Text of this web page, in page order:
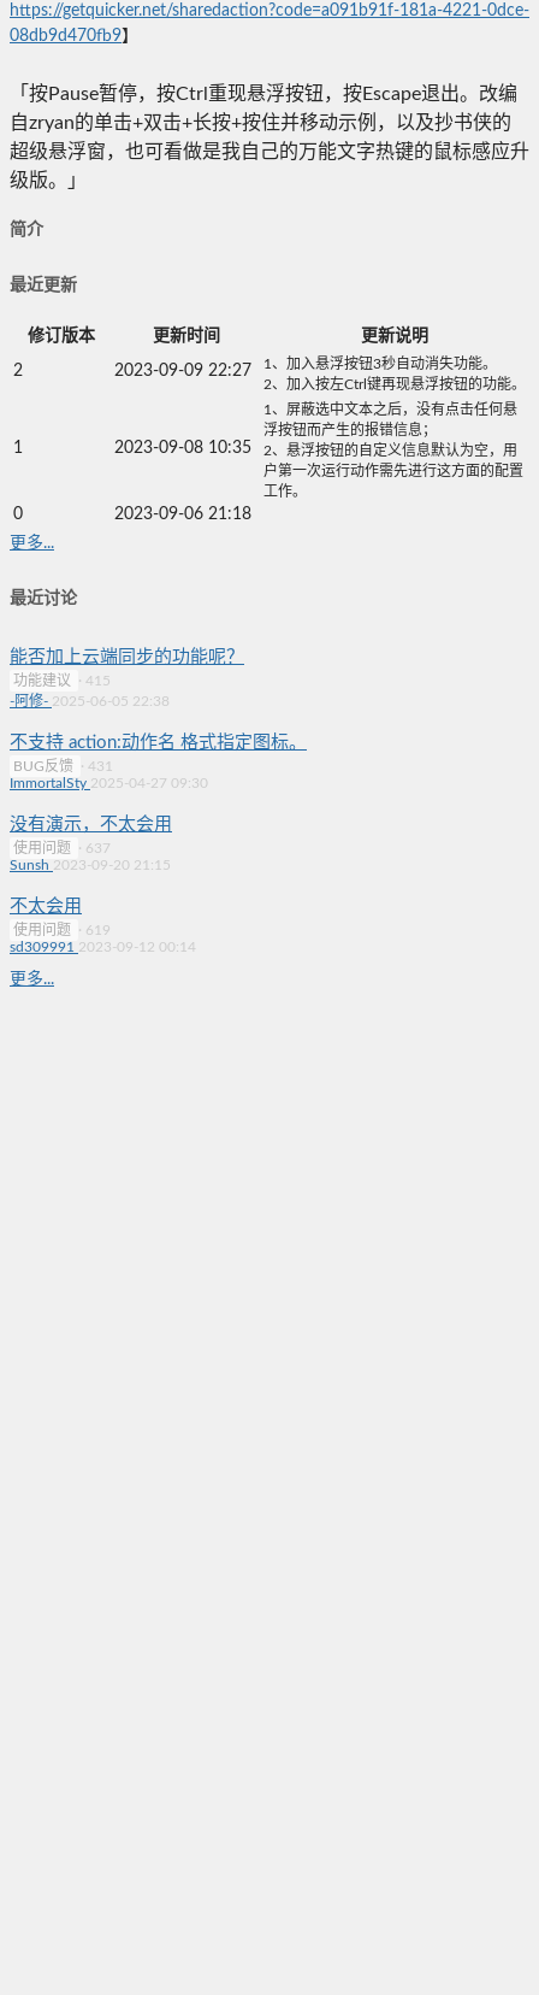
https://getquicker.net/sharedaction?code=a091b91f-181a-4221-0dce-
08db9d470fb9】
「按Pause暂停，按Ctrl重现悬浮按钮，按Escape退出。改编
自zryan的单击+双击+长按+按住并移动示例，以及抄书侠的
超级悬浮窗，也可看做是我自己的万能文字热键的鼠标感应升
级版。」
简介
最近更新
修订版本 更新时间 更新说明
2 2023-09-09 22:27
1、加入悬浮按钮3秒自动消失功能。
2、加入按左Ctrl键再现悬浮按钮的功能。
1 2023-09-08 10:35
1、屏蔽选中文本之后，没有点击任何悬
浮按钮而产生的报错信息；
2、悬浮按钮的自定义信息默认为空，用
户第一次运行动作需先进行这方面的配置
工作。
0
2023-09-06 21:18
更多...
最近讨论
能否加上云端同步的功能呢？
功能建议 · 415
-阿修- 2025-06-05 22:38
不支持 action:动作名 格式指定图标。
BUG反馈 · 431
ImmortalSty 2025-04-27 09:30
没有演示，不太会用
使用问题 · 637
Sunsh 2023-09-20 21:15
不太会用
使用问题 · 619
sd309991 2023-09-12 00:14
更多...